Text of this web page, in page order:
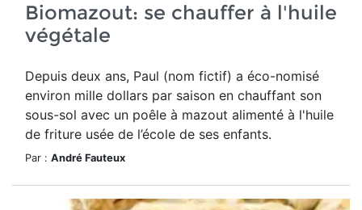
Biomazout: se chauffer à l'huile
végétale
Depuis deux ans, Paul (nom fictif) a éco-nomisé
environ mille dollars par saison en chauffant son
sous-sol avec un poêle à mazout alimenté à l'huile
de friture usée de l’école de ses enfants.
Par : André Fauteux